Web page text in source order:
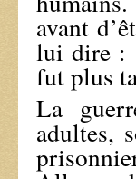
avant
lui dire :
fut plus
La
adultes,